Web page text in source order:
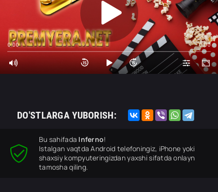
0:00 0:00
DO'STLARGA YUBORISH:
Bu sahifada Inferno!
Istalgan vaqtda Android telefoningiz, iPhone yoki
shaxsiy kompyuteringizdan yaxshi sifatda onlayn
tamosha qiling.